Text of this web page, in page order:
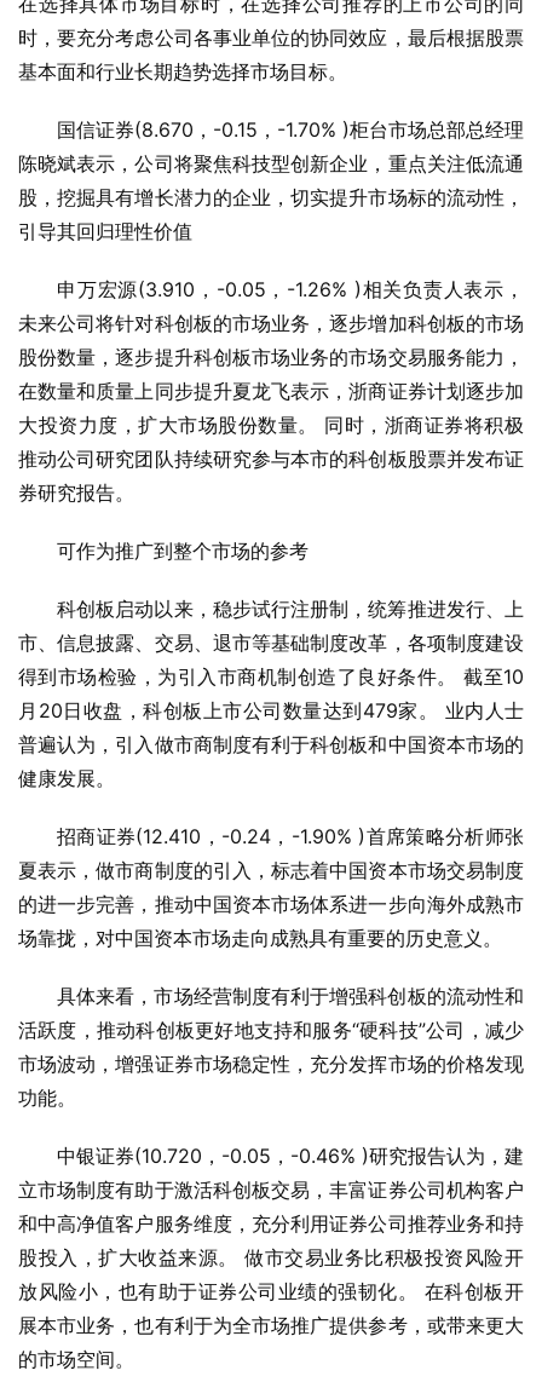
时，要充分考虑公司各事业单位的协同效应，最后根据股票
基本面和行业长期趋势选择市场目标。
国信证券(8.670，-0.15，-1.70% )柜台市场总部总经理
陈晓斌表示，公司将聚焦科技型创新企业，重点关注低流通
股，挖掘具有增长潜力的企业，切实提升市场标的流动性，
引导其回归理性价值
申万宏源(3.910，-0.05，-1.26% )相关负责人表示，
未来公司将针对科创板的市场业务，逐步增加科创板的市场
股份数量，逐步提升科创板市场业务的市场交易服务能力，
在数量和质量上同步提升夏龙飞表示，浙商证券计划逐步加
大投资力度，扩大市场股份数量。 同时，浙商证券将积极
推动公司研究团队持续研究参与本市的科创板股票并发布证
券研究报告。
可作为推广到整个市场的参考
科创板启动以来，稳步试行注册制，统筹推进发行、上
市、信息披露、交易、退市等基础制度改革，各项制度建设
得到市场检验，为引入市商机制创造了良好条件。 截至10
月20日收盘，科创板上市公司数量达到479家。 业内人士
普遍认为，引入做市商制度有利于科创板和中国资本市场的
健康发展。
招商证券(12.410，-0.24，-1.90% )首席策略分析师张
夏表示，做市商制度的引入，标志着中国资本市场交易制度
的进一步完善，推动中国资本市场体系进一步向海外成熟市
场靠拢，对中国资本市场走向成熟具有重要的历史意义。
具体来看，市场经营制度有利于增强科创板的流动性和
活跃度，推动科创板更好地支持和服务“硬科技”公司，减少
市场波动，增强证券市场稳定性，充分发挥市场的价格发现
功能。
中银证券(10.720，-0.05，-0.46% )研究报告认为，建
立市场制度有助于激活科创板交易，丰富证券公司机构客户
和中高净值客户服务维度，充分利用证券公司推荐业务和持
股投入，扩大收益来源。 做市交易业务比积极投资风险开
放风险小，也有助于证券公司业绩的强韧化。 在科创板开
展本市业务，也有利于为全市场推广提供参考，或带来更大
的市场空间。